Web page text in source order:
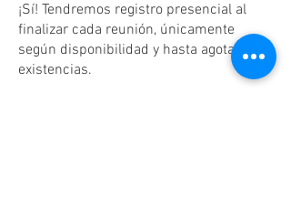
¡Sí! Tendremos registro presencial al
finalizar cada reunión, únicamente
según disponibilidad y hasta agotar
existencias.